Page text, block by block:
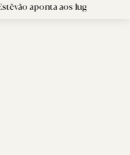
aos lugares cimeiros da